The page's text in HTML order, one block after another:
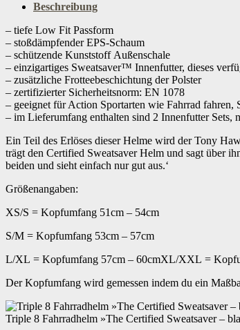
Besondere Merkmale
Konstruktion ABS
Norm EN 1078
Beschreibung
– tiefe Low Fit Passform
– stoßdämpfender EPS-Schaum
– schützende Kunststoff Außenschale
– einzigartiges Sweatsaver™ Innenfutter, dieses
– zusätzliche Frotteebeschichtung der Polster
– zertifizierter Sicherheitsnorm: EN 1078
– geeignet für Action Sportarten wie Fahrrad
– im Lieferumfang enthalten sind 2 Innenfutter Sets,
Ein Teil des Erlöses dieser Helme wird der Tony
trägt den Certified Sweatsaver Helm und sagt über
beiden und sieht einfach nur gut aus.‘
Größenangaben:
XS/S = Kopfumfang 51cm – 54cm
S/M = Kopfumfang 53cm – 57cm
L/XL = Kopfumfang 57cm – 60cmXL/XXL =
Der Kopfumfang wird gemessen indem du ein
Triple 8 Fahrradhelm »The Certified Sweatsaver –